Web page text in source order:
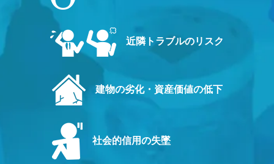
近隣トラブルのリスク
建物の劣化・資産価値の低下
社会的信用の失墜